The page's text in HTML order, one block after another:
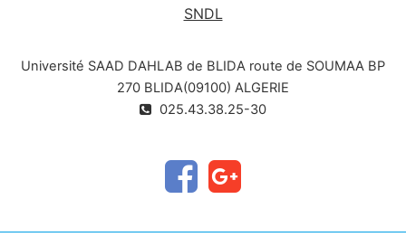
SNDL
Université SAAD DAHLAB de BLIDA route de SOUMAA BP
270 BLIDA(09100) ALGERIE
025.43.38.25-30